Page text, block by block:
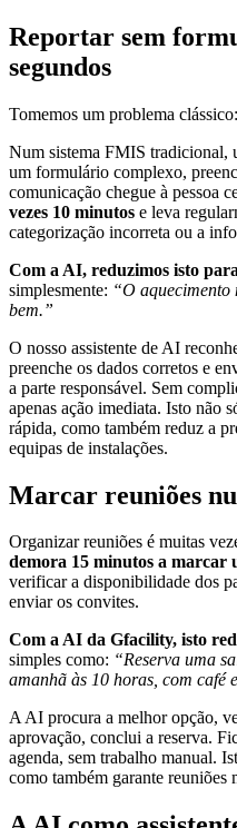
Reportar sem
segundos
Tomemos um problema
Num sistema FMIS tradicional,
um formulário complexo,
comunicação chegue à pessoa
vezes 10 minutos e leva
categorização incorreta ou a
Com a AI, reduzimos isto
simplesmente: “O aquecimento
bem.”
O nosso assistente de AI
preenche os dados corretos e
a parte responsável. Sem
apenas ação imediata. Isto não
rápida, como também reduz a
equipas de instalações.
Marcar reuniões
Organizar reuniões é muitas
demora 15 minutos a marcar
verificar a disponibilidade dos
enviar os convites.
Com a AI da Gfacility, isto
simples como: “Reserva uma
amanhã às 10 horas, com café
A AI procura a melhor opção,
aprovação, conclui a reserva.
agenda, sem trabalho manual.
como também garante reuniões